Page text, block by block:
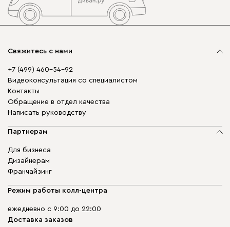
Свяжитесь с нами
+7 (499) 460-54-92
Видеоконсультация со специалистом
Контакты
Обращение в отдел качества
Написать руководству
Партнерам
Для бизнеса
Дизайнерам
Франчайзинг
Режим работы колл-центра
ежедневно с 9:00 до 22:00
Доставка заказов